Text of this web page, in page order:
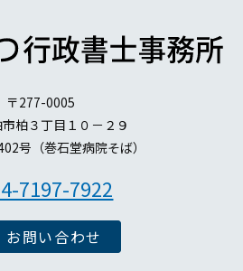
〒277-0005
柏３丁目１０－２９
号（巻石堂病院そば）
7197-7922
お問い合わせ